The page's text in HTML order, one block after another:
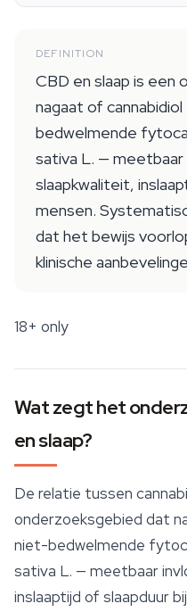
DEFINITION
CBD en slaap is een
nagaat of
bedwelmende
sativa L. —
slaapkwaliteit,
mensen.
dat het bewijs
klinische
18+ only
Wat zegt het
en slaap?
De relatie tussen
onderzoeksgebied dat
niet-bedwelmende
sativa L. — meetbaar
inslaaptijd of slaapduur